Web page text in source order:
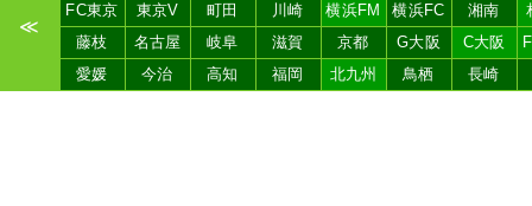
≪
FC東京
東京V 町田 川崎 横浜FM 横浜FC 湘南
藤枝
名古屋 岐阜 滋賀 京都 G大阪 C大阪
愛媛
今治 高知 福岡 北九州 鳥栖 長崎